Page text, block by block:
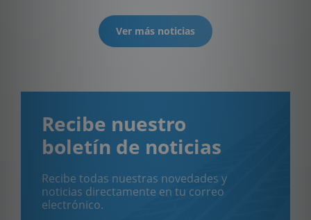
Ver más noticias
Recibe nuestro
boletín de noticias
Recibe todas nuestras novedades y
noticias directamente en tu correo
electrónico.